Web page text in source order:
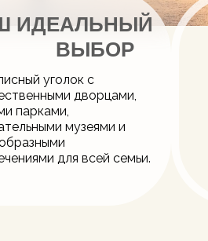
уголок с
дворцами,
парками,
музеями и
для всей семьи.
ИДЕАЛЬНЫЙ
ВЫБОР